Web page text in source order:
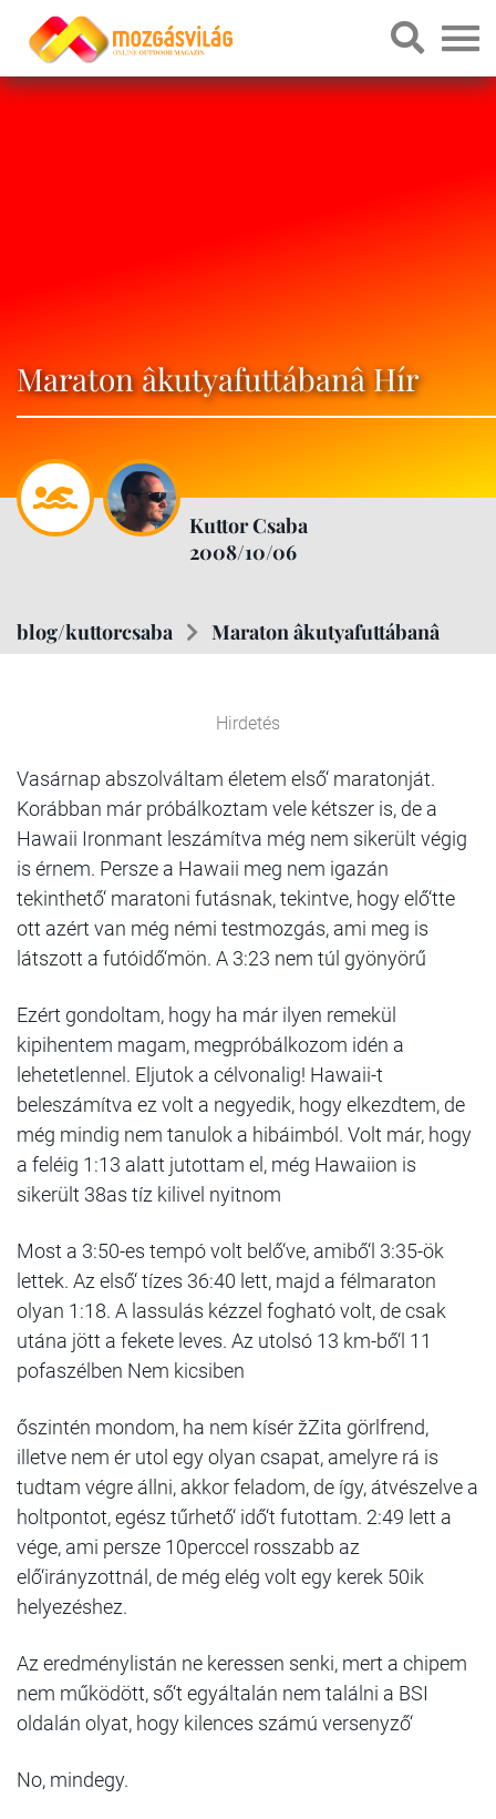
Maraton âkutyafuttábanâ Hír
Kuttor Csaba
2008/10/06
blog/kuttorcsaba Maraton âkutyafuttábanâ
Hirdetés
Vasárnap abszolváltam életem első‘ maratonját.
Korábban már próbálkoztam vele kétszer is, de a
Hawaii Ironmant leszámítva még nem sikerült végig
is érnem. Persze a Hawaii meg nem igazán
tekinthető‘ maratoni futásnak, tekintve, hogy elő‘tte
ott azért van még némi testmozgás, ami meg is
látszott a futóidő‘mön. A 3:23 nem túl gyönyörű
Ezért gondoltam, hogy ha már ilyen remekül
kipihentem magam, megpróbálkozom idén a
lehetetlennel. Eljutok a célvonalig! Hawaii-t
beleszámítva ez volt a negyedik, hogy elkezdtem, de
még mindig nem tanulok a hibáimból. Volt már, hogy
a feléig 1:13 alatt jutottam el, még Hawaiion is
sikerült 38as tíz kilivel nyitnom
Most a 3:50-es tempó volt belő‘ve, amibő‘l 3:35-ök
lettek. Az első‘ tízes 36:40 lett, majd a félmaraton
olyan 1:18. A lassulás kézzel fogható volt, de csak
utána jött a fekete leves. Az utolsó 13 km-bő‘l 11
pofaszélben Nem kicsiben
őszintén mondom, ha nem kísér žZita görlfrend,
illetve nem ér utol egy olyan csapat, amelyre rá is
tudtam végre állni, akkor feladom, de így, átvészelve a
holtpontot, egész tűrhető‘ idő‘t futottam. 2:49 lett a
vége, ami persze 10perccel rosszabb az
elő‘irányzottnál, de még elég volt egy kerek 50ik
helyezéshez.
Az eredménylistán ne keressen senki, mert a chipem
nem működött, ső‘t egyáltalán nem találni a BSI
oldalán olyat, hogy kilences számú versenyző‘
No, mindegy.